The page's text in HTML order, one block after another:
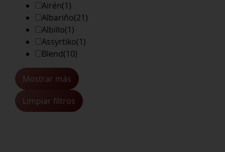
Airén(1)
Albariño(21)
Albillo(1)
Assyrtiko(1)
Blend(10)
Mostrar más
Limpiar filtros